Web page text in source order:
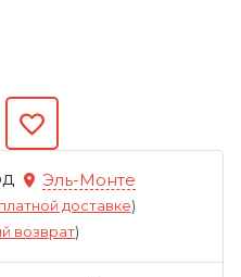
Эль-Монте
доставке)
возврат)